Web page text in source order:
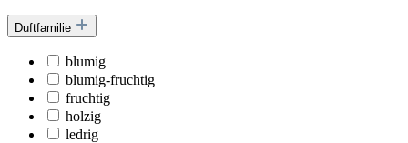
Duftfamilie
blumig
blumig-fruchtig
fruchtig
holzig
ledrig